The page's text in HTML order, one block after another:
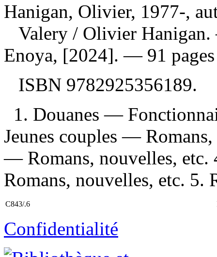
Hanigan, Olivier, 1977-,
Valery / Olivier
Enoya, [2024]. — 91
ISBN 9782925356189.
1. Douanes —
Jeunes couples —
— Romans, nouvelles,
Romans, nouvelles, etc. 5.
C843/.6
Confidentialité